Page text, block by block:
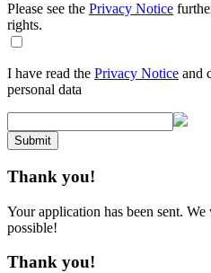
Please see the Privacy Notice
rights.
I have read the Privacy Notice and
personal data
Submit
Thank you!
Your application has been sent.
possible!
Thank you!